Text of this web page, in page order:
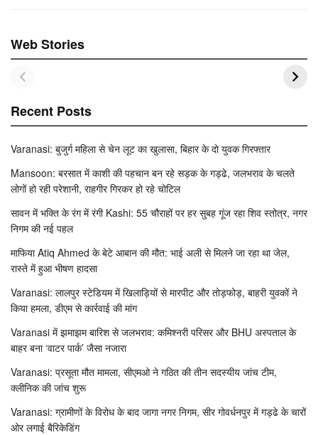
Web Stories
Recent Posts
Varanasi: बुजुर्ग महिला से चेन लूट का खुलासा, बिहार के दो युवक गिरफ्तार
Mansoon: बरसात में काशी की पहचान बन रहे सड़क के गड्ढे, जलभराव के चलते
लोगों हो रही परेशानी, राहगीर गिरकर हो रहे चोटिल
सावन में भक्ति के रंग में रंगी Kashi: 55 चौराहों पर हर सुबह गूंज रहा शिव स्तोत्र, नगर
निगम की नई पहल
माफिया Atiq Ahmed के बेटे आबान की मौत: भाई अली से मिलने जा रहा था जेल,
रास्ते में हुआ भीषण हादसा
Varanasi: लालपुर स्टेडियम में खिलाड़ियों से मारपीट और तोड़फोड़, बाहरी युवकों ने
किया हमला, डीएम से कार्रवाई की मांग
Varanasi में झमाझम बारिश से जलभराव: कमिश्नरी परिसर और BHU अस्पताल के
बाहर बना ‘वाटर पार्क’ जैसा नजारा
Varanasi: प्रसूता मौत मामला, सीएमओ ने गठित की तीन सदस्यीय जांच टीम,
क्लीनिक की जांच शुरू
Varanasi: ग्रामीणों के विरोध के बाद जागा नगर निगम, सीर गोवर्धनपुर में गड्ढे के चारों
ओर लगाई बैरिकेडिंग